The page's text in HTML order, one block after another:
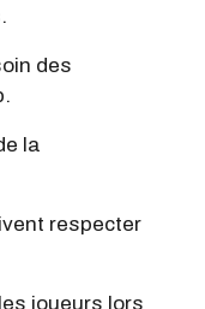
des
la
respecter
joueurs lors